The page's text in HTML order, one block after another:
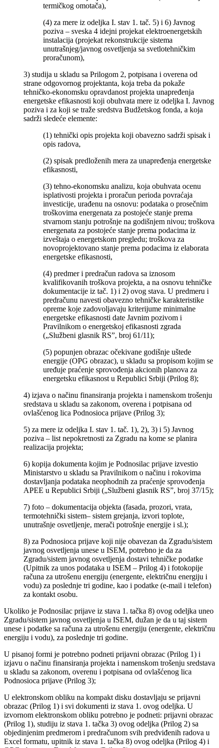
termičkog omotača),
(4) za mere iz odeljka I. stav 1. tač. 5) i 6) Javnog
poziva – sveska 4 idejni projekat elektroenergetskih
instalacija (projekat rekonstrukcije sistema
unutrašnjeg/javnog osvetljenja sa svetlotehničkim
proračunom),
3) studija u skladu sa Prilogom 2, potpisana i overena od
strane odgovornog projektanta, koja treba da pokaže
tehničko-ekonomsku opravdanost projekta unapređenja
energetske efikasnosti koji obuhvata mere iz odeljka I. Javnog
poziva i za koji se traže sredstva Budžetskog fonda, a koja
sadrži sledeće elemente:
(1) tehnički opis projekta koji obavezno sadrži spisak i
opis radova,
(2) spisak predloženih mera za unapređenja energetske
efikasnosti,
(3) tehno-ekonomsku analizu, koja obuhvata ocenu
isplativosti projekta i proračun perioda povraćaja
investicije, urađenu na osnovu: podataka o prosečnim
troškovima energenata za postojeće stanje prema
stvarnom stanju potrošnje na godišnjem nivou; troškova
energenata za postojeće stanje prema podacima iz
izveštaja o energetskom pregledu; troškova za
novoprojektovano stanje prema podacima iz elaborata
energetske efikasnosti,
(4) predmer i predračun radova sa iznosom
kvalifikovanih troškova projekta, a na osnovu tehničke
dokumentacije iz tač. 1) i 2) ovog stava. U predmeru i
predračunu navesti obavezno tehničke karakteristike
opreme koje zadovoljavaju kriterijume minimalne
energetske efikasnosti date Javnim pozivom i
Pravilnikom o energetskoj efikasnosti zgrada
(„Službeni glasnik RS”, broj 61/11);
(5) popunjen obrazac očekivane godišnje uštede
energije (OPG obrazac), u skladu sa propisom kojim se
uređuje praćenje sprovođenja akcionih planova za
energetsku efikasnost u Republici Srbiji (Prilog 8);
4) izjava o načinu finansiranja projekta i namenskom trošenju
sredstava u skladu sa zakonom, overena i potpisana od
ovlašćenog lica Podnosioca prijave (Prilog 3);
5) za mere iz odeljka I. stav 1. tač. 1), 2), 3) i 5) Javnog
poziva – list nepokretnosti za Zgradu na kome se planira
realizacija projekta;
6) kopija dokumenta kojim je Podnosilac prijave izvestio
Ministarstvo u skladu sa Pravilnikom o načinu i rokovima
dostavljanja podataka neophodnih za praćenje sprovođenja
APEE u Republici Srbiji („Službeni glasnik RS”, broj 37/15);
7) foto – dokumentacija objekta (fasada, prozori, vrata,
termotehnički sistem– sistem grejanja, izvori toplote,
unutrašnje osvetljenje, merači potrošnje energije i sl.);
8) za Podnosioca prijave koji nije obavezan da Zgradu/sistem
javnog osvetljenja unese u ISEM, potrebno je da za
Zgradu/sistem javnog osvetljenja dostavi tehničke podatke
(Upitnik za unos podataka u ISEM – Prilog 4) i fotokopije
računa za utrošenu energiju (energente, električnu energiju i
vodu) za poslednje tri godine, kao i podatke (e-mail i telefon)
za kontakt osobu.
Ukoliko je Podnosilac prijave iz stava 1. tačka 8) ovog odeljka uneo
Zgradu/sistem javnog osvetljenja u ISEM, dužan je da u taj sistem
unese i podatke sa računa za utrošenu energiju (energente, električnu
energiju i vodu), za poslednje tri godine.
U pisanoj formi je potrebno podneti prijavni obrazac (Prilog 1) i
izjavu o načinu finansiranja projekta i namenskom trošenju sredstava
u skladu sa zakonom, overenu i potpisana od ovlašćenog lica
Podnosioca prijave (Prilog 3);
U elektronskom obliku na kompakt disku dostavljaju se prijavni
obrazac (Prilog 1) i svi dokumenti iz stava 1. ovog odeljka. U
izvornom elektronskom obliku potrebno je podneti: prijavni obrazac
(Prilog 1), studiju iz stava 1. tačka 3) ovog odeljka (Prilog 2) sa
objedinjenim predmerom i predračunom svih predviđenih radova u
Excel formatu, upitnik iz stava 1. tačka 8) ovog odeljka (Prilog 4) i